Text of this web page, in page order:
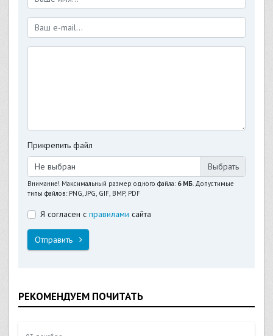
Прикрепить файл
Не выбран
Внимание! Максимальный размер одного файла: 6 МБ. Допустимые
типы файлов: PNG, JPG, GIF, BMP, PDF
Я согласен с правилами сайта
Отправить
РЕКОМЕНДУЕМ ПОЧИТАТЬ